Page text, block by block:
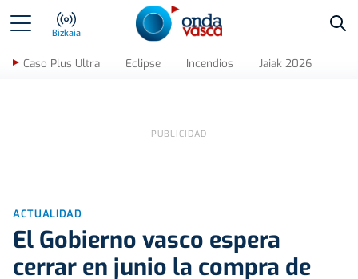
Bizkaia
Caso Plus Ultra Eclipse Incendios Jaiak 2026
ACTUALIDAD
El Gobierno vasco espera
cerrar en junio la compra de